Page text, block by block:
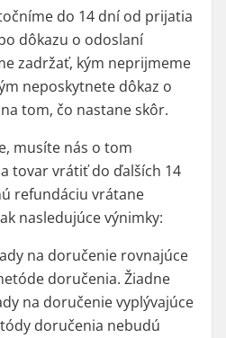
do 14 dní od prijatia
dôkazu o odoslaní
zadržať, kým neprijmeme
neposkytnete dôkaz o
tom, čo nastane skôr.
musíte nás o tom
tovar vrátiť do ďalších 14
refundáciu vrátane
nasledujúce výnimky:
na doručenie rovnajúce
doručenia. Žiadne
na doručenie vyplývajúce
doručenia nebudú